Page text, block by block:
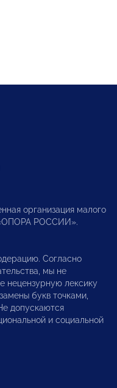
организация малого
«ОПОРА РОССИИ».
Согласно
мы не
нецензурную лексику
букв точками,
допускаются
и социальной